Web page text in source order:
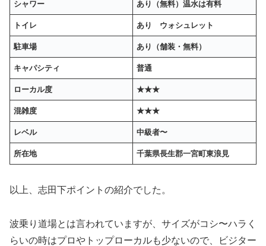
シャワー あり（無料）温水は有料
トイレ あり ウォシュレット
駐車場 あり（舗装・無料）
キャパシティ 普通
ローカル度 ★★★
混雑度 ★★★
レベル 中級者〜
所在地 千葉県長生郡一宮町東浪見
以上、志田下ポイントの紹介でした。
波乗り道場とは言われていますが、サイズがコシ〜ハラく
らいの時はプロやトップローカルも少ないので、ビジター